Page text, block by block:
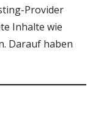
Provider
Inhalte wie
Darauf haben